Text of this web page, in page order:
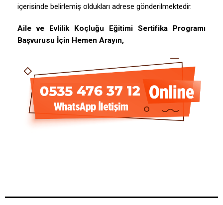
içerisinde belirlemiş oldukları adrese gönderilmektedir.
Aile ve Evlilik Koçluğu Eğitimi Sertifika Programı
Başvurusu İçin Hemen Arayın,